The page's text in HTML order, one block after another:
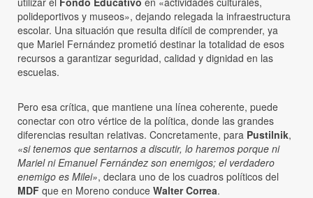
polideportivos y museos», dejando relegada la infraestructura
escolar. Una situación que resulta difícil de comprender, ya
que Mariel Fernández prometió destinar la totalidad de esos
recursos a garantizar seguridad, calidad y dignidad en las
escuelas.
Pero esa crítica, que mantiene una línea coherente, puede
conectar con otro vértice de la política, donde las grandes
diferencias resultan relativas. Concretamente, para Pustilnik,
«si tenemos que sentarnos a discutir, lo haremos porque ni
Mariel ni Emanuel Fernández son enemigos; el verdadero
enemigo es Milei», declara uno de los cuadros políticos del
MDF que en Moreno conduce Walter Correa.